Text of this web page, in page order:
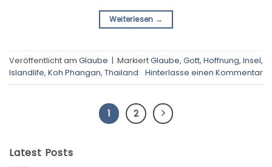
Weiterlesen →
Veröffentlicht am Glaube | MarkiertGlaube, Gott, Hoffnung, Insel,
Islandlife, Koh Phangan, Thailand Hinterlasse einen Kommentar
1 2
Latest Posts